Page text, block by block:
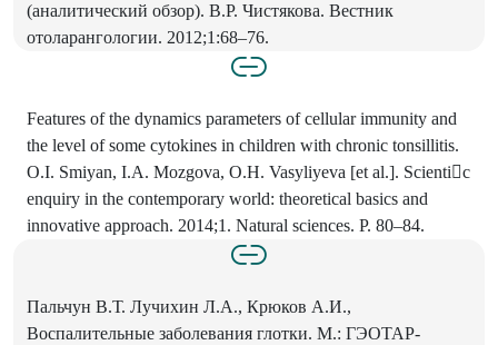
(аналитический обзор). В.Р. Чистякова. Вестник
отоларангологии. 2012;1:68–76.
Features of the dynamics parameters of cellular immunity and
the level of some cytokines in children with chronic tonsillitis.
O.I. Smiyan, I.A. Mozgova, O.H. Vasyliyeva [et al.]. Scientic
enquiry in the contemporary world: theoretical basiсs and
innovative approach. 2014;1. Natural sciences. P. 80–84.
Пальчун В.Т. Лучихин Л.А., Крюков А.И.,
Воспалительные заболевания глотки. М.: ГЭОТАР-